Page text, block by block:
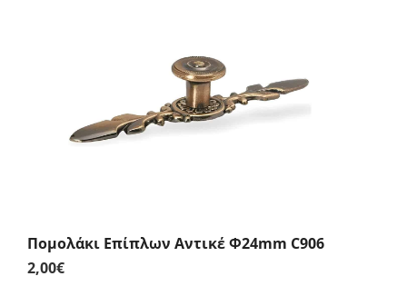
Πομολάκι Επίπλων Αντικέ Φ24mm C906
2,00€